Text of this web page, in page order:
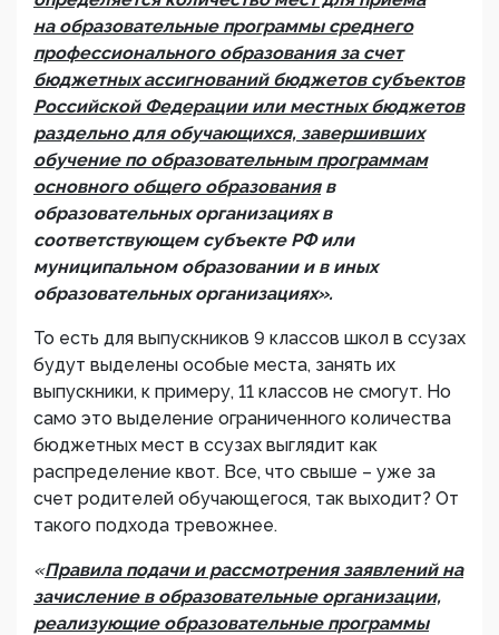
на образовательные программы среднего
профессионального образования за счет
бюджетных ассигнований бюджетов субъектов
Российской Федерации или местных бюджетов
раздельно для обучающихся, завершивших
обучение по образовательным программам
основного общего образованияв
образовательных организациях в
соответствующем субъекте РФ или
муниципальном образовании и в иных
образовательных организациях».
То есть для выпускников 9 классов школ в ссузах
будут выделены особые места, занять их
выпускники, к примеру, 11 классов не смогут. Но
само это выделение ограниченного количества
бюджетных мест в ссузах выглядит как
распределение квот. Все, что свыше – уже за
счет родителей обучающегося, так выходит? От
такого подхода тревожнее.
«Правила подачи и рассмотрения заявлений на
зачисление в образовательные организации,
реализующие образовательные программы